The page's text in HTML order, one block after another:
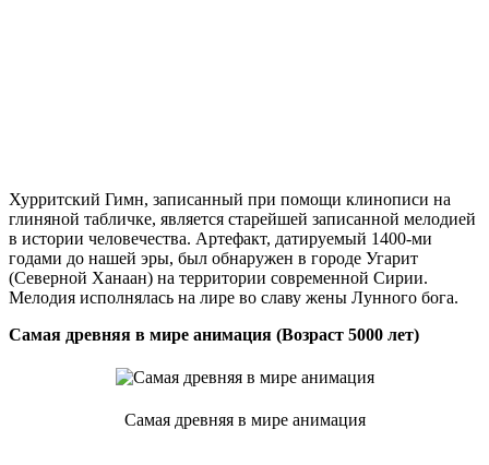
Хурритский Гимн, записанный при помощи клинописи на
глиняной табличке, является старейшей записанной мелодией
в истории человечества. Артефакт, датируемый 1400-ми
годами до нашей эры, был обнаружен в городе Угарит
(Северной Ханаан) на территории современной Сирии.
Мелодия исполнялась на лире во славу жены Лунного бога.
Самая древняя в мире анимация (Возраст 5000 лет)
Самая древняя в мире анимация